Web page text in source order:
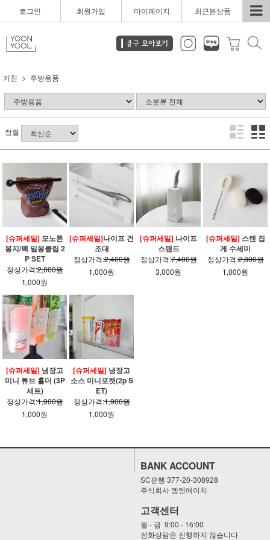
로그인 회원가입 마이페이지 최근본상품
키친 주방용품
정렬
[슈퍼세일] 모노톤
봉지/팩 밀봉클립 2
P SET
정상가격:2,000원
1,000원
[슈퍼세일]나이프 건
조대
정상가격:2,400원
1,000원
[슈퍼세일] 나이프
스탠드
정상가격:7,400원
3,000원
[슈퍼세일]스텐 집
게 수세미
정상가격:2,800원
1,000원
[슈퍼세일] 냉장고
미니 튜브 홀더 (3P
세트)
정상가격:1,900원
1,000원
[슈퍼세일] 냉장고
소스 미니포켓(2p S
ET)
정상가격:1,900원
1,000원
BANK ACCOUNT
SC은행 377-20-308928
주식회사 엠엔에이치
고객센터
월 - 금 9:00 - 16:00
전화상담은 진행하지 않습니다